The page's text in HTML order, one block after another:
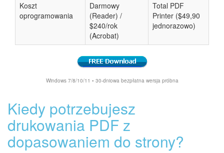
Koszt
oprogramowania
Darmowy
(Reader) /
$240/rok
(Acrobat)
Total PDF
Printer ($49,90
jednorazowo)
Windows 7/8/10/11 • 30-dniowa bezpłatna wersja próbna
Kiedy potrzebujesz
drukowania PDF z
dopasowaniem do strony?